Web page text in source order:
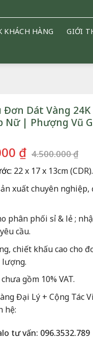
KHÁCH HÀNG
GIỚI
Đơn Dát Vàng 24K
Nữ | Phượng Vũ
4.500.000₫Giá
gốc
là:
₫ Giá
tại
là:
22 x 17 x 13cm (CDR).
xuất chuyên
phân phối sỉ & lẻ ;
cầu.
chiết khấu cao cho
lượng.
gồm 10% VAT.
Đại Lý + Cộng Tác
hệ:
tư vấn: 096.3532.789